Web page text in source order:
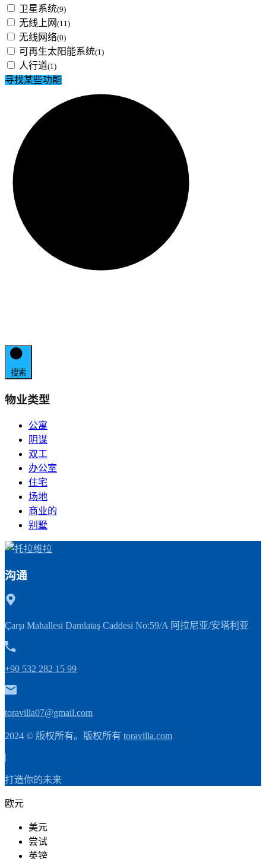
卫星系统(9)
无线上网 (11)
无线网络(0)
可再生太阳能系统(1)
人行道(1)
寻找某些功能
搜索
物业类型
公寓
阴谋
双工
办公室
住宅
场地
商业的
别墅
沟通
Çarşı Mahallesi Damlataş Caddesi No:59/A 阿拉尼亚/安塔利亚
+90 532 282 15 99
toravilla07@gmail.com
2024 © 版权所有。版权所有 toravilla.com
|
打造你的未来
欧元
美元
尝试
英镑